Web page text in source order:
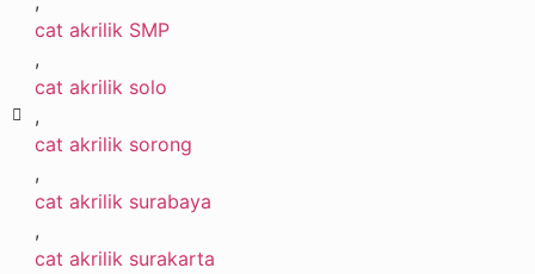
cat akrilik SMP
,
cat akrilik solo
,
cat akrilik sorong
,
cat akrilik surabaya
,
cat akrilik surakarta